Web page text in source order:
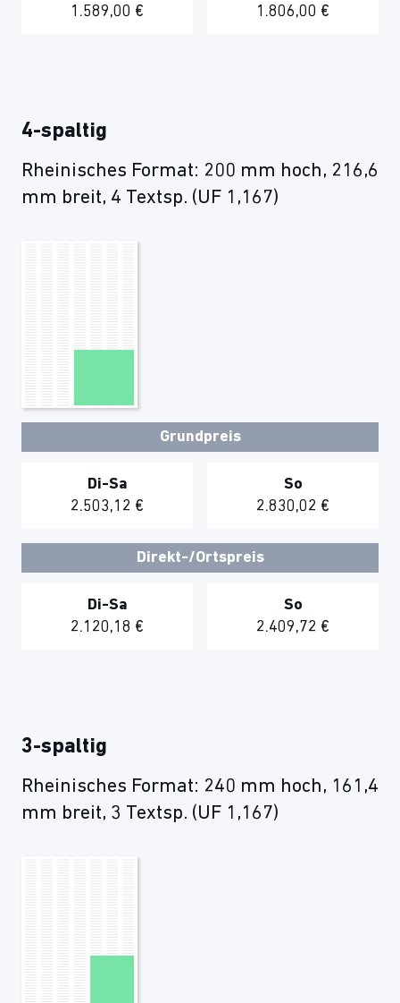
1.589,00 €
1.806,00 €
4-spaltig
Rheinisches Format: 200 mm hoch, 216,6
mm breit, 4 Textsp. (UF 1,167)
Grundpreis
Di-Sa
2.503,12 €
So
2.830,02 €
Direkt-/Ortspreis
Di-Sa
2.120,18 €
So
2.409,72 €
3-spaltig
Rheinisches Format: 240 mm hoch, 161,4
mm breit, 3 Textsp. (UF 1,167)